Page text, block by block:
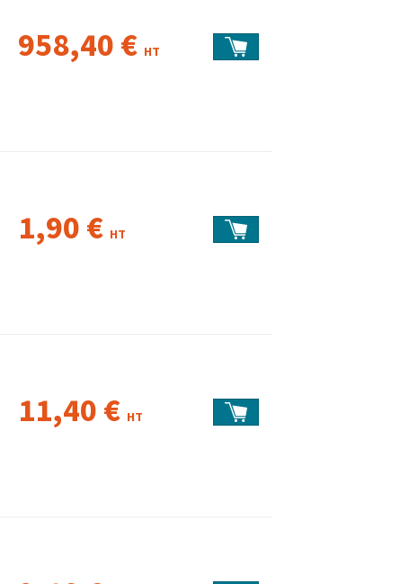
958,40 € HT
1,90 € HT
11,40 € HT